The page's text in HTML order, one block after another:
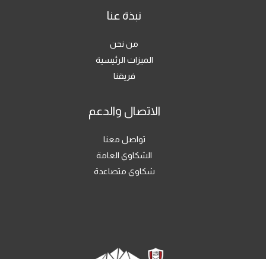
نبذة عنا
من نحن
الميزات الرئيسية
فريقنا
الاتصال والدعم
تواصل معنا
الشكاوي العامة
شكاوي متصاعدة